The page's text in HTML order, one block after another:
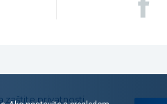
zaštite privatnosti